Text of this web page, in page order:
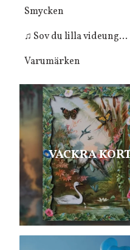
Smycken
♫ Sov du lilla videung...
Varumärken
VACKRA